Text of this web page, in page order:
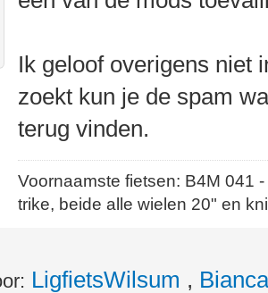
Ik geloof overigens niet
zoekt kun je de spam
terug vinden.
Voornaamste fietsen: B4M
trike, beide alle wielen 20" en
LigfietsWilsum ,